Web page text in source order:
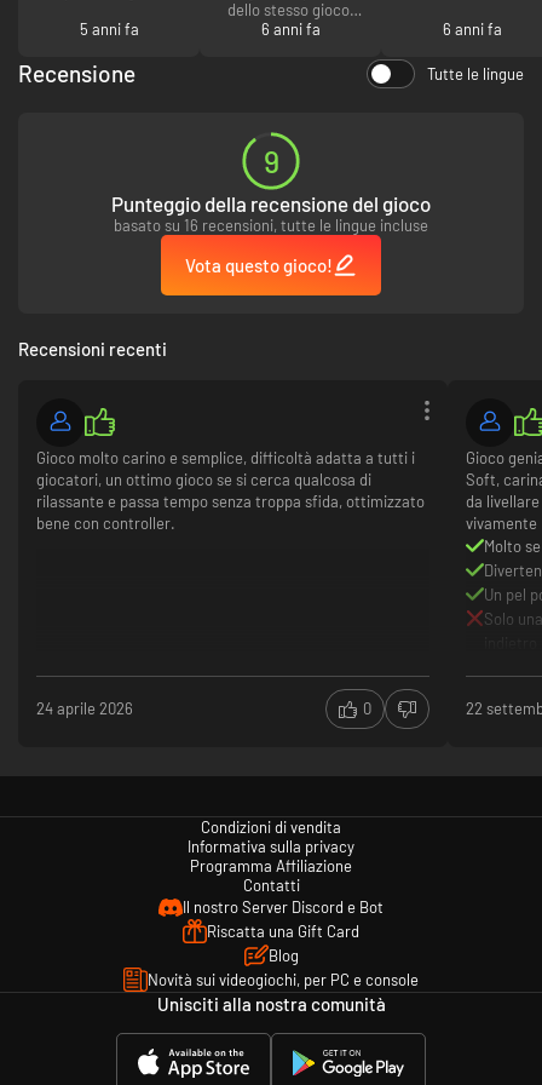
una città posseduta i cui residenti bramano mostruose quantità di carne,
"The Pouncing Dead". L'esplorazione è uno degli aspetti più graffianti di
Cat Quest e, con luoghi come il Triangolo delle Bermiaoda, i Campi
gattibiti e la Città di Zampet da esplorare, è il momento di muovere le
zampe!
Ascolta un'incantevole colonna sonora orchestrale ispirata ai classici
5 anni fa
dello stesso gioco.
Se la prima key è
key duplicate.
6 anni fa 6 anni fa
Recensione Tutte le lingue
9
Punteggio della recensione del gioco
basato su 16 recensioni, tutte le lingue incluse
Vota questo gioco!
Recensioni recenti
Gioco molto carino e semplice, difficoltà adatta a tutti i
giocatori, un ottimo gioco se si cerca qualcosa di
rilassante e passa tempo senza troppa sfida, ottimizzato
bene con controller.
24 aprile 2026 0
Gioco
Soft,
da
vivamente
Molto
Un pel
Solo
Dura
22
Condizioni di vendita
Informativa sulla privacy
Programma Affiliazione
Contatti
Il nostro Server Discord e Bot
Riscatta una Gift Card
Blog
Novità sui videogiochi, per PC e console
Unisciti alla nostra comunità